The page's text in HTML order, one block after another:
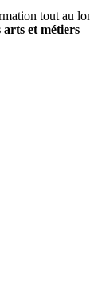
tout au
et métiers